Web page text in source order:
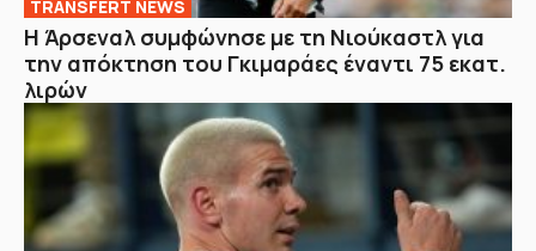
TRANSFERT NEWS
Η Άρσεναλ συμφώνησε με τη Νιούκαστλ για
την απόκτηση του Γκιμαράες έναντι 75 εκατ.
λιρών